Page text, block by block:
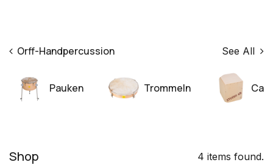
Orff-Handpercussion See All
Pauken Trommeln
Shop 4 items found.